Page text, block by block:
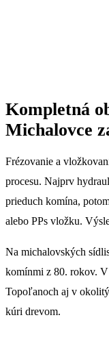
Kompletná
Michalovce
Frézovanie a
procesu. Najprv
prieduch komína,
alebo PPs vložku.
Na michalovských
komínmi z 80. rokov.
Topoľanoch aj v
kúri drevom.